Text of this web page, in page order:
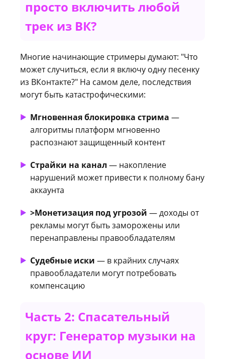
просто включить любой
трек из ВК?
Многие начинающие стримеры думают: "Что
может случиться, если я включу одну песенку
из ВКонтакте?" На самом деле, последствия
могут быть катастрофическими:
Мгновенная блокировка стрима —
алгоритмы платформ мгновенно
распознают защищенный контент
Страйки на канал — накопление
нарушений может привести к полному бану
аккаунта
>Монетизация под угрозой — доходы от
рекламы могут быть заморожены или
перенаправлены правообладателям
Судебные иски — в крайних случаях
правообладатели могут потребовать
компенсацию
Часть 2: Спасательный
круг: Генератор музыки на
основе ИИ